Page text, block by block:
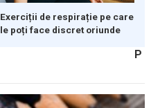
Exerciții de respirație pe care
le poți face discret oriunde
P